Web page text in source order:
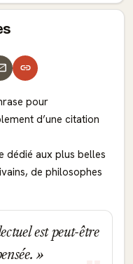
pour
d’une citation
dédié aux plus belles
de philosophes
est peut-être